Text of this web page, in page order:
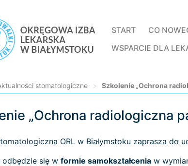
START
CO
WSPARCIE DLA
stomatologiczne > Szkolenie „Ochrona
„Ochrona radiologiczna
ORL w Białymstoku zaprasza do
odbędzie się w formie samokształcenia w